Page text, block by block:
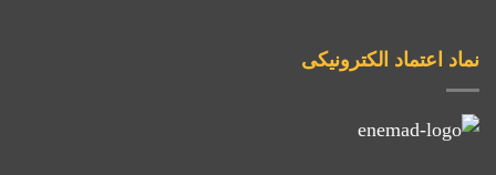
نماد اعتماد الکترونیکی